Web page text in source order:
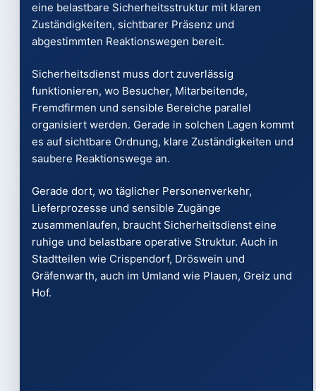
eine belastbare Sicherheitsstruktur mit klaren
Zuständigkeiten, sichtbarer Präsenz und
abgestimmten Reaktionswegen bereit.
Sicherheitsdienst muss dort zuverlässig
funktionieren, wo Besucher, Mitarbeitende,
Fremdfirmen und sensible Bereiche parallel
organisiert werden. Gerade in solchen Lagen kommt
es auf sichtbare Ordnung, klare Zuständigkeiten und
saubere Reaktionswege an.
Gerade dort, wo täglicher Personenverkehr,
Lieferprozesse und sensible Zugänge
zusammenlaufen, braucht Sicherheitsdienst eine
ruhige und belastbare operative Struktur. Auch in
Stadtteilen wie Crispendorf, Dröswein und
Gräfenwarth, auch im Umland wie Plauen, Greiz und
Hof.